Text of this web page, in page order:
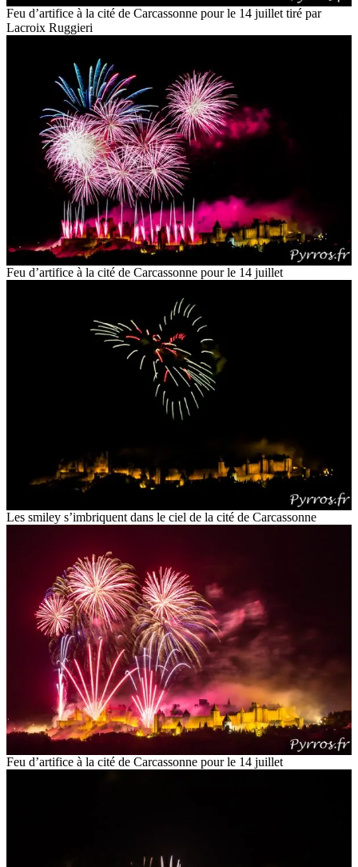
Feu d’artifice à la cité de Carcassonne pour le 14 juillet tiré par
Lacroix Ruggieri
Feu d’artifice à la cité de Carcassonne pour le 14 juillet
Les smiley s’imbriquent dans le ciel de la cité de Carcassonne
Feu d’artifice à la cité de Carcassonne pour le 14 juillet